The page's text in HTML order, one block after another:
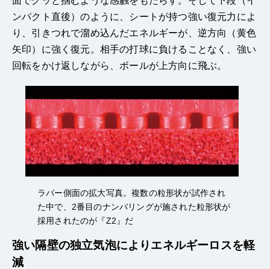
ンパクト直後）のように、シートが持つ強い復元力によ
り、引きつれで溜め込んだエネルギーが、逆方向（黄色
矢印）に強く復元。相手の打球に負けることなく、強い
回転をかけ返しながら、ボールが上方向に飛ぶ。
ラバー側面の拡大写真。複数の粒形状が試作され
た中で、2番目のナンバリングが施された粒形状が
採用されたのが『Z2』だ
強い隔壁の独立気泡によりエネルギーロスを軽
減